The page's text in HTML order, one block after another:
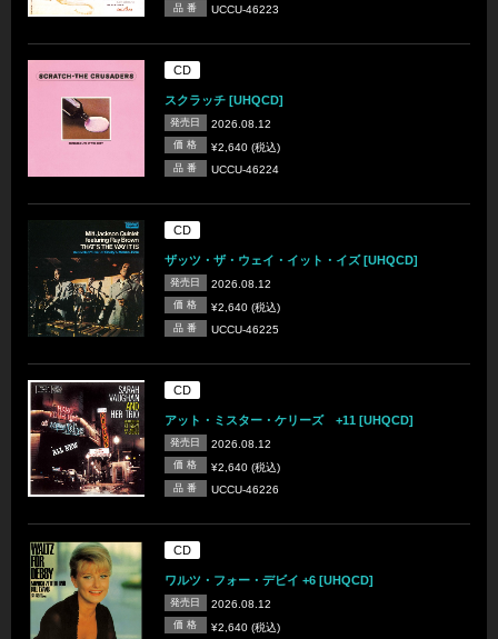
品 番 UCCU-46223
CD
スクラッチ [UHQCD]
発売日 2026.08.12
価 格 ¥2,640 (税込)
品 番 UCCU-46224
CD
ザッツ・ザ・ウェイ・イット・イズ [UHQCD]
発売日 2026.08.12
価 格 ¥2,640 (税込)
品 番 UCCU-46225
CD
アット・ミスター・ケリーズ +11 [UHQCD]
発売日 2026.08.12
価 格 ¥2,640 (税込)
品 番 UCCU-46226
CD
ワルツ・フォー・デビイ +6 [UHQCD]
発売日 2026.08.12
価 格 ¥2,640 (税込)